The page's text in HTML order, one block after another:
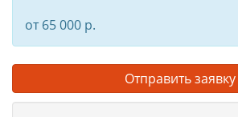
от 65 000 р.
Отправить заявку